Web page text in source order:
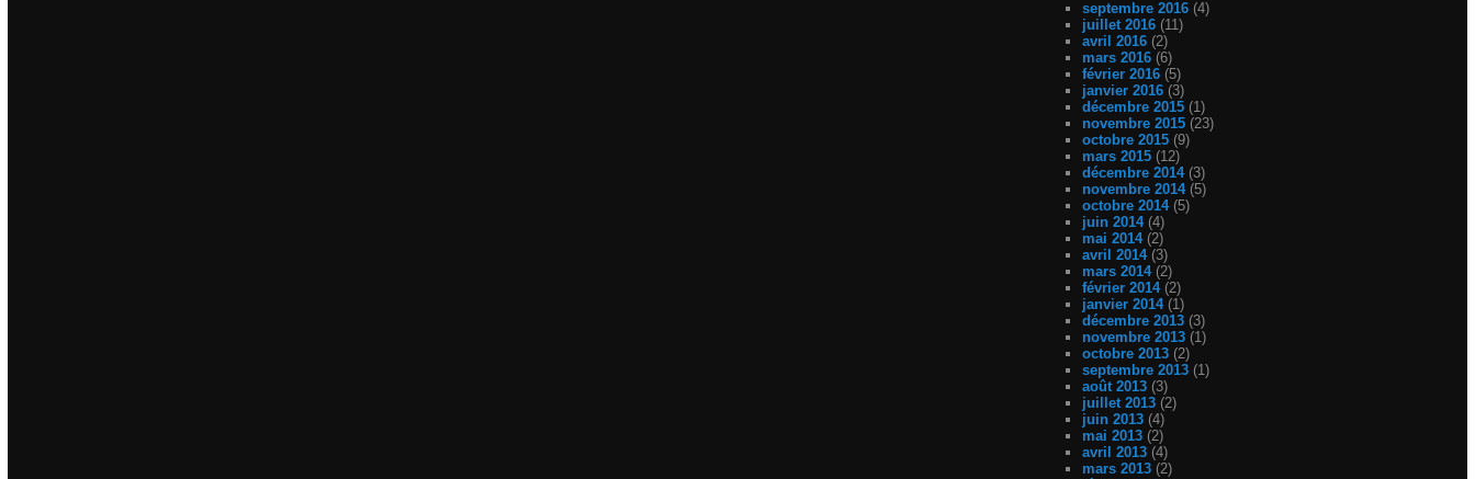
septembre 2016 (4)
juillet 2016 (11)
avril 2016 (2)
mars 2016 (6)
février 2016 (5)
janvier 2016 (3)
décembre 2015 (1)
novembre 2015 (23)
octobre 2015 (9)
mars 2015 (12)
décembre 2014(3)
novembre 2014(5)
octobre 2014(5)
juin 2014(4)
mai 2014(2)
avril 2014(3)
mars 2014(2)
février 2014(2)
janvier 2014(1)
décembre 2013 (3)
novembre 2013 (1)
octobre 2013 (2)
septembre 2013 (1)
août 2013 (3)
juillet 2013 (2)
juin 2013 (4)
mai 2013 (2)
avril 2013 (4)
mars 2013 (2)